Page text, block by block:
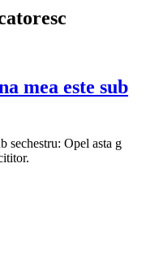
mea este sub
sechestru: Opel asta g